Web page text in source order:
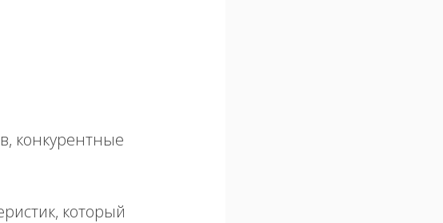
конкурентные
который